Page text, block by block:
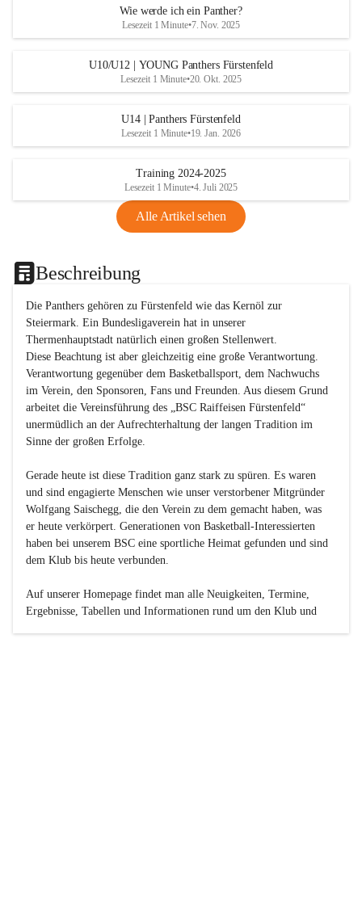
Wie werde ich ein Panther?
Lesezeit 1 Minute•7. Nov. 2025
U10/U12 | YOUNG Panthers Fürstenfeld
Lesezeit 1 Minute•20. Okt. 2025
U14 | Panthers Fürstenfeld
Lesezeit 1 Minute•19. Jan. 2026
Training 2024-2025
Lesezeit 1 Minute•4. Juli 2025
Alle Artikel sehen
Beschreibung
Die Panthers gehören zu Fürstenfeld wie das Kernöl zur
Steiermark. Ein Bundesligaverein hat in unserer
Thermenhauptstadt natürlich einen großen Stellenwert.
Diese Beachtung ist aber gleichzeitig eine große Verantwortung.
Verantwortung gegenüber dem Basketballsport, dem Nachwuchs
im Verein, den Sponsoren, Fans und Freunden. Aus diesem Grund
arbeitet die Vereinsführung des „BSC Raiffeisen Fürstenfeld“
unermüdlich an der Aufrechterhaltung der langen Tradition im
Sinne der großen Erfolge.
Gerade heute ist diese Tradition ganz stark zu spüren. Es waren
und sind engagierte Menschen wie unser verstorbener Mitgründer
Wolfgang Saischegg, die den Verein zu dem gemacht haben, was
er heute verkörpert. Generationen von Basketball-Interessierten
haben bei unserem BSC eine sportliche Heimat gefunden und sind
dem Klub bis heute verbunden.
Auf unserer Homepage findet man alle Neuigkeiten, Termine,
Ergebnisse, Tabellen und Informationen rund um den Klub und